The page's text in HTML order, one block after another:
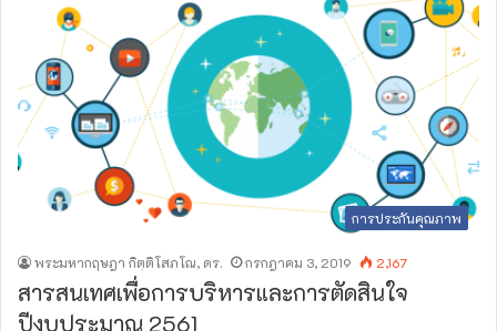
การประกันคุณภาพ
พระมหากฤษฎา กิตฺติโสภโณ, ดร. กรกฎาคม 3, 2019 2,167
สารสนเทศเพื่อการบริหารและการตัดสินใจ
ปีงบประมาณ 2561